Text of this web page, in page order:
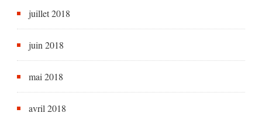
juillet 2018
juin 2018
mai 2018
avril 2018